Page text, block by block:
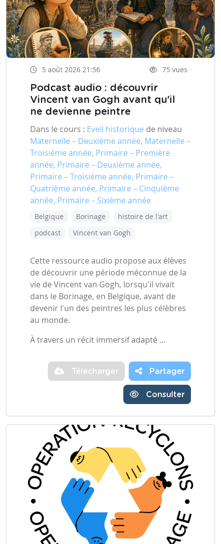
5 août 2026 21:56 75 vues
Podcast audio : découvrir
Vincent van Gogh avant qu'il
ne devienne peintre
Dans le cours : Eveil historique de niveau
Maternelle – Deuxième année, Maternelle –
Troisième année, Primaire – Première
année, Primaire – Deuxième année,
Primaire – Troisième année, Primaire –
Quatrième année, Primaire – Cinquième
année, Primaire – Sixième année
Belgique Borinage
histoire de l'art
podcast
Vincent van Gogh
Cette ressource audio propose aux élèves
de découvrir une période méconnue de la
vie de Vincent van Gogh, lorsqu'il vivait
dans le Borinage, en Belgique, avant de
devenir l'un des peintres les plus célèbres
au monde.
À travers un récit immersif adapté …
Télécharger Partager
Consulter